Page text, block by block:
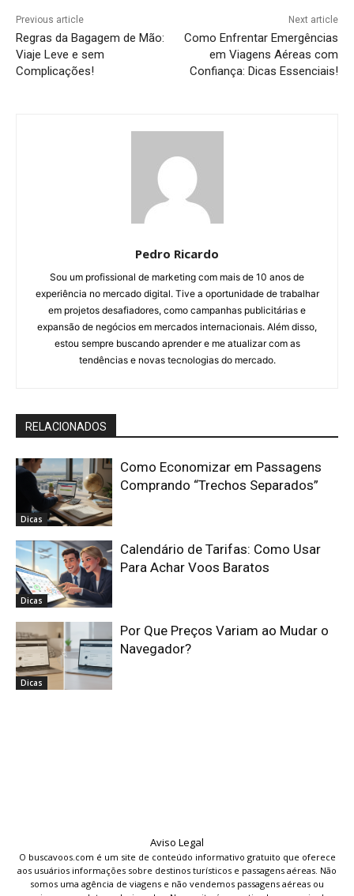
Previous article
Regras da Bagagem de Mão:
Viaje Leve e sem
Complicações!
Next article
Como Enfrentar Emergências
em Viagens Aéreas com
Confiança: Dicas Essenciais!
Pedro Ricardo
Sou um profissional de marketing com mais de 10 anos de
experiência no mercado digital. Tive a oportunidade de trabalhar
em projetos desafiadores, como campanhas publicitárias e
expansão de negócios em mercados internacionais. Além disso,
estou sempre buscando aprender e me atualizar com as
tendências e novas tecnologias do mercado.
RELACIONADOS
Dicas
Como Economizar em Passagens
Comprando “Trechos Separados”
Dicas
Calendário de Tarifas: Como Usar
Para Achar Voos Baratos
Dicas
Por Que Preços Variam ao Mudar o
Navegador?
Aviso Legal
O buscavoos.com é um site de conteúdo informativo gratuito que oferece
aos usuários informações sobre destinos turísticos e passagens aéreas. Não
somos uma agência de viagens e não vendemos passagens aéreas ou